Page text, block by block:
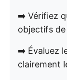
➡️ Vérifiez
objectifs
➡️ Évaluez
clairement